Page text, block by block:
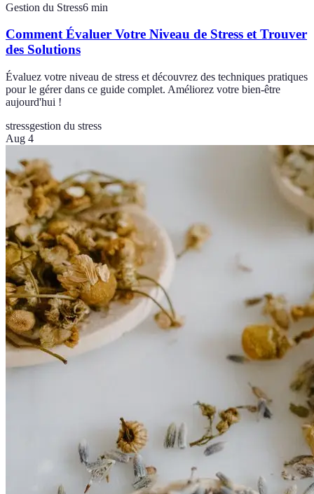
Gestion du Stress6 min
Comment Évaluer Votre Niveau de Stress et Trouver
des Solutions
Évaluez votre niveau de stress et découvrez des techniques pratiques
pour le gérer dans ce guide complet. Améliorez votre bien-être
aujourd'hui !
stressgestion du stress
Aug 4